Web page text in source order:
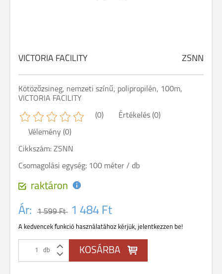
VICTORIA FACILITY ZSNN
Kötözőzsineg, nemzeti színű, polipropilén, 100m,
VICTORIA FACILITY
(0) Értékelés (0)
Vélemény (0)
Cikkszám: ZSNN
Csomagolási egység: 100 méter / db
raktáron
Ár: 1 599 Ft 1 484 Ft
A kedvencek funkció használatához kérjük, jelentkezzen be!
db